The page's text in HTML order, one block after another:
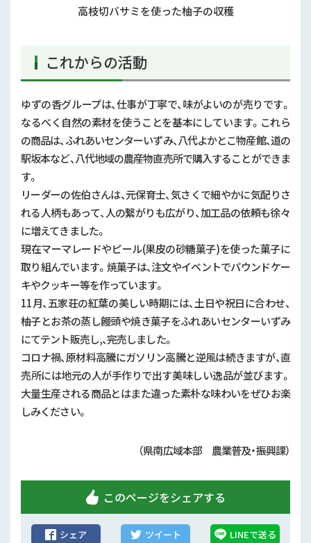
高枝切バサミを使った柚子の収穫
これからの活動
ゆずの香グループは、仕事が丁寧で、味がよいのが売りです。
なるべく自然の素材を使うことを基本にしています。これら
の商品は、ふれあいセンターいずみ、八代よかとこ物産館、道の
駅坂本など、八代地域の農産物直売所で購入することができま
す。
リーダーの佐伯さんは、元保育士、気さくで細やかに気配りさ
れる人柄もあって、人の繋がりも広がり、加工品の依頼も徐々
に増えてきました。
現在マーマレードやピール(果皮の砂糖菓子)を使った菓子に
取り組んでいます。焼菓子は、注文やイベントでパウンドケー
キやクッキー等を作っています。
11月、五家荘の紅葉の美しい時期には、土日や祝日に合わせ、
柚子とお茶の蒸し饅頭や焼き菓子をふれあいセンターいずみ
にてテント販売し,、完売しました。
コロナ禍、原材料高騰にガソリン高騰と逆風は続きますが、直
売所には地元の人が手作りで出す美味しい逸品が並びます。
大量生産される商品とはまた違った素朴な味わいをぜひお楽
しみください。
（県南広域本部 農業普及・振興課）
このページをシェアする
シェア ツイート LINEで送る